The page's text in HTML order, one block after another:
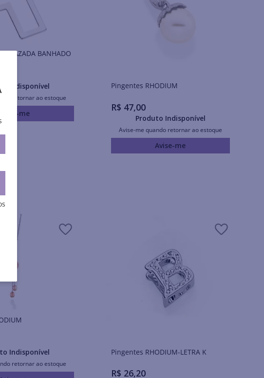
VAZADA BANHADO
Indisponível
retornar ao estoque
Avise-me
Pingentes RHODIUM
R$ 47,00
Produto Indisponível
Avise-me quando retornar ao estoque
Avise-me
RHODIUM
Indisponível
retornar ao estoque
Pingentes RHODIUM-LETRA K
R$ 26,20